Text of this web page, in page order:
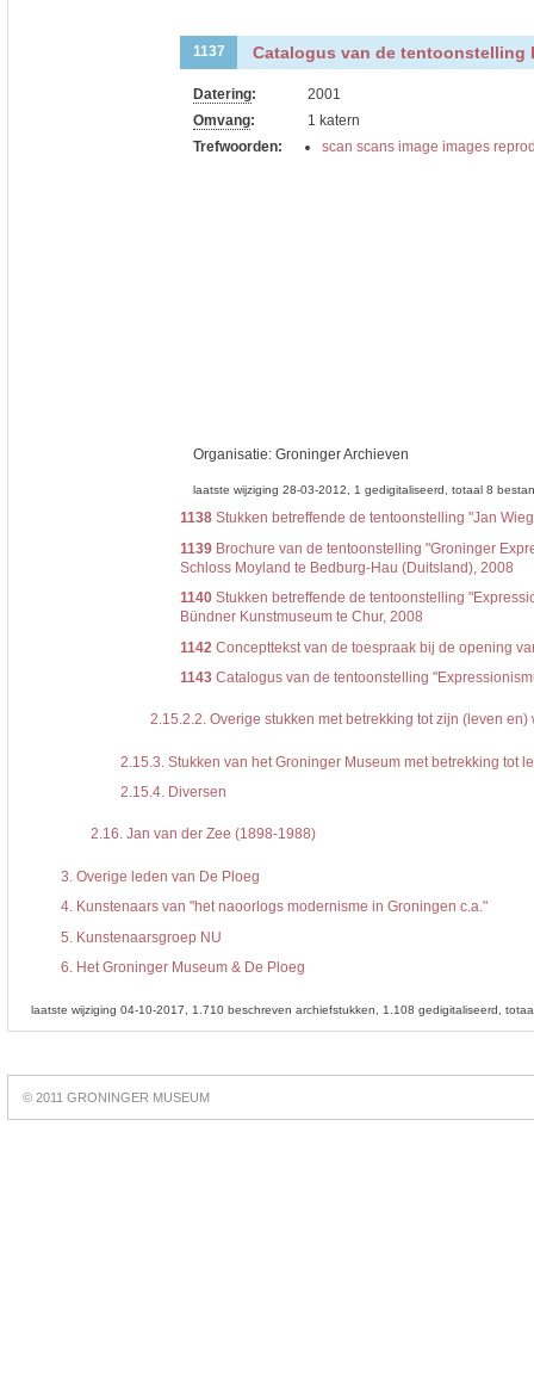
1137 Catalogus van de tentoonstelling
Datering:
2001
Omvang:
1 katern
Trefwoorden:
scan scans image images
Organisatie: Groninger Archieven
laatste wijziging 28-03-2012 1 gedigitaliseerd totaal 8
1138Stukken betreffende de tentoonstelling "Jan
1139Brochure van de tentoonstelling "Groninger
Schloss Moyland te Bedburg-Hau (Duitsland), 2008
1140Stukken betreffende de tentoonstelling
Bündner Kunstmuseum te Chur, 2008
1142 Concepttekst van de toespraak bij de opening
1143Catalogus van de tentoonstelling
2.15.2.2.Overige stukken met betrekking tot zijn (leven en)
2.15.3. Stukken van het Groninger Museum met betrekking tot
2.15.4.Diversen
2.16.Jan van der Zee (1898-1988)
3. Overige leden van De Ploeg
4.Kunstenaars van "het naoorlogs modernisme in Groningen c.a."
5.Kunstenaarsgroep NU
6.Het Groninger Museum & De Ploeg
laatste wijziging 04-10-2017 1.710 beschreven archiefstukken 1.108 gedigitaliseerd
online
slots
© 2011 GRONINGER MUSEUM